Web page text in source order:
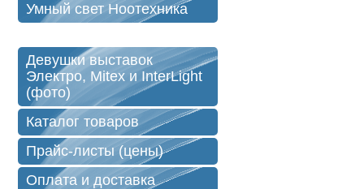
Умный свет Ноотехника
Девушки выставок
Электро, Mitex и InterLight
(фото)
Каталог товаров
Прайс-листы (цены)
Оплата и доставка